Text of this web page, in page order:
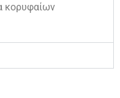
κορυφαίων